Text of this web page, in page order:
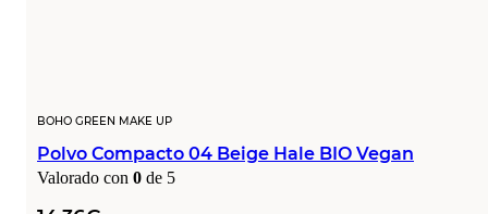
BOHO GREEN MAKE UP
Polvo Compacto 04 Beige Hale BIO Vegan
Valorado con 0 de 5